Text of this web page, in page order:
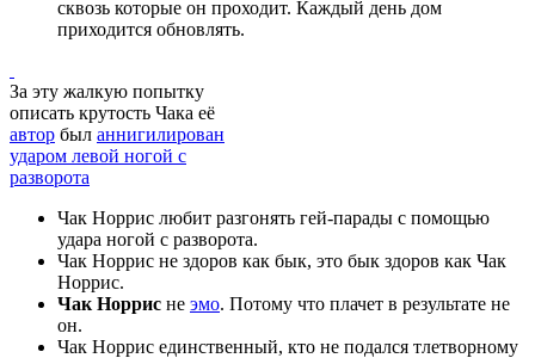
сквозь которые он проходит. Каждый день дом
приходится обновлять.
За эту жалкую попытку
описать крутость Чака её
автор был аннигилирован
ударом левой ногой с
разворота
Чак Норрис любит разгонять гей-парады с помощью
удара ногой с разворота.
Чак Норрис не здоров как бык, это бык здоров как Чак
Норрис.
Чак Норрис не эмо. Потому что плачет в результате не
он.
Чак Норрис единственный, кто не подался тлетворному